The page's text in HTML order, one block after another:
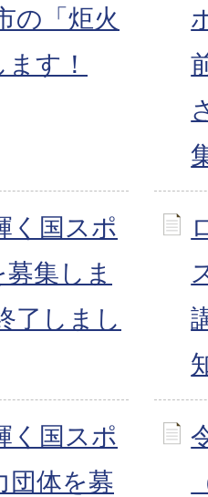
の「炬火
す！
く国スポ
集しま
了しまし
く国スポ
団体を募